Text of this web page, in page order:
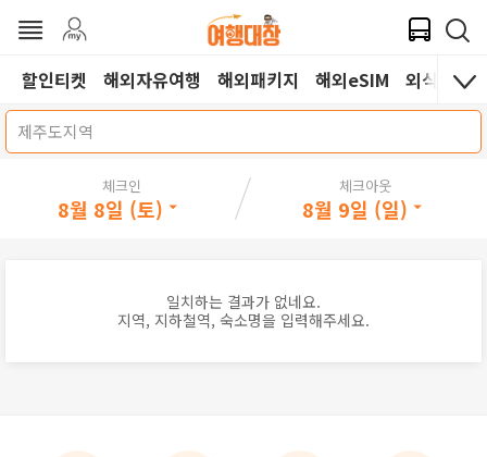
할인티켓 해외자유여행 해외패키지 해외eSIM 외식쿠폰
제주도지역
체크인
8월 8일 (토)
체크아웃
8월 9일 (일)
일치하는 결과가 없네요.
지역, 지하철역, 숙소명을 입력해주세요.